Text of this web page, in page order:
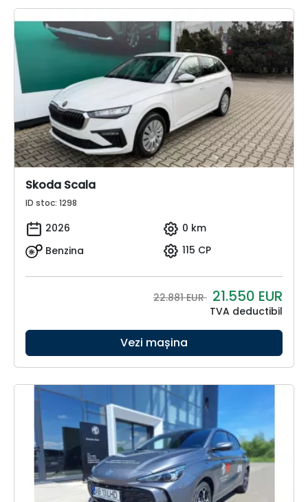
Skoda Scala
ID stoc: 1298
2026
0 km
Benzina
115 CP
22.881 EUR 21.550 EUR
TVA deductibil
Vezi mașina